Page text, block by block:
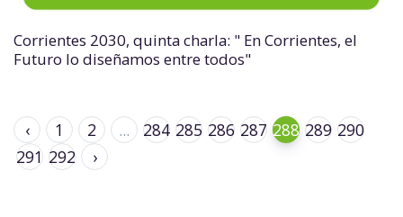
Corrientes 2030, quinta charla: " En Corrientes, el
Futuro lo diseñamos entre todos"
‹ 1 2 ... 284 285 286 287 288 289 290
291 292 ›